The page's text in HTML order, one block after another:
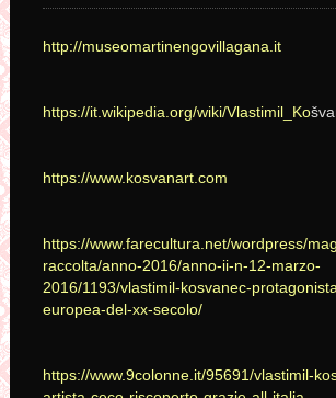
http://museomartinengovillagana.it
https://it.wikipedia.org/wiki/Vlastimil_Ko
https://www.kosvanart.com
https://www.farecultura.net/wordpress/
raccolta/anno-2016/anno-ii-n-12-marzo-
2016/1193/vlastimil-kosvanec-
europea-del-xx-secolo/
https://www.9colonne.it/95691/vlastimil-